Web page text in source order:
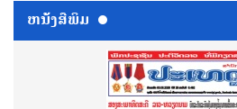
ຫນ້ັງສືພິມ